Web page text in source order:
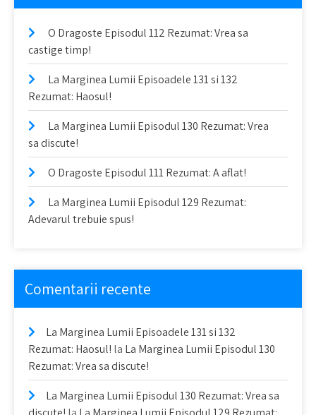
O Dragoste Episodul 112 Rezumat: Vrea sa
castige timp!
La Marginea Lumii Episoadele 131 si 132
Rezumat: Haosul!
La Marginea Lumii Episodul 130 Rezumat: Vrea
sa discute!
O Dragoste Episodul 111 Rezumat: A aflat!
La Marginea Lumii Episodul 129 Rezumat:
Adevarul trebuie spus!
Comentarii recente
La Marginea Lumii Episoadele 131 si 132
Rezumat: Haosul! la La Marginea Lumii Episodul 130
Rezumat: Vrea sa discute!
La Marginea Lumii Episodul 130 Rezumat: Vrea sa